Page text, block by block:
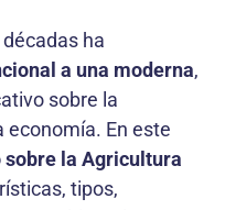
ha
a una moderna,
sobre la
economía. En este
sobre la Agricultura
tipos,